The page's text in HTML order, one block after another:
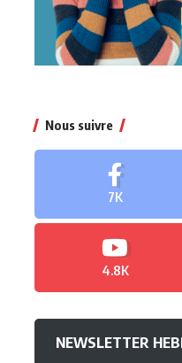
Nous suivre
7K
4.8K
NEWSLETTER